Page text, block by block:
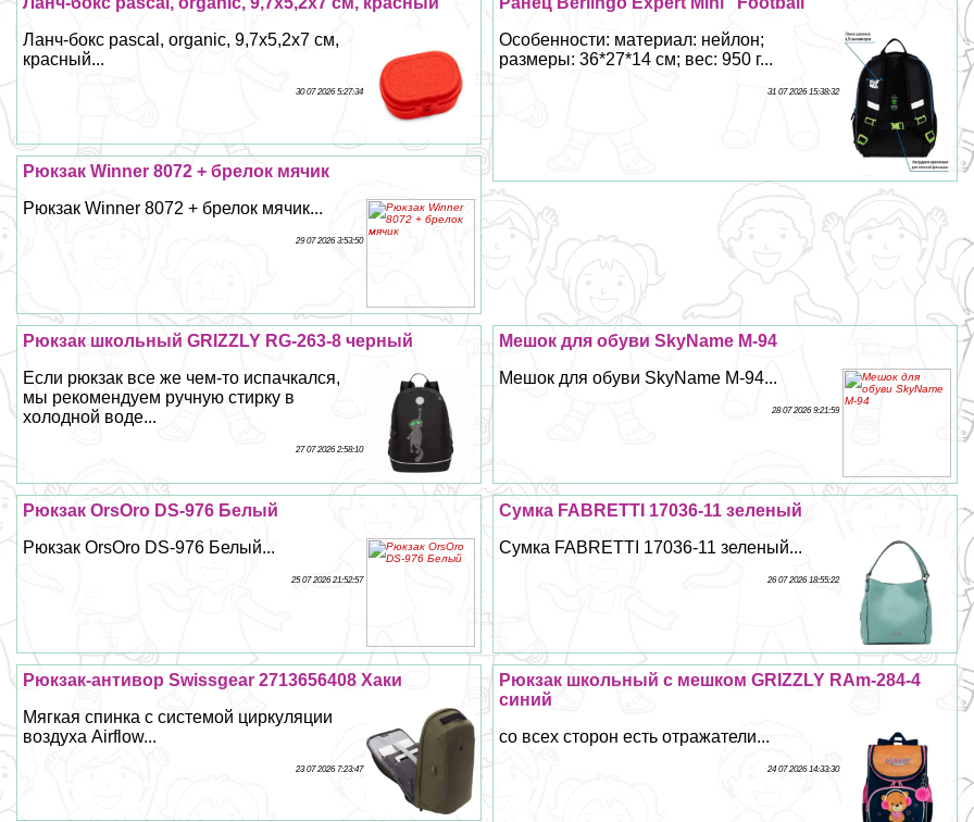
Особенности: материал: нейлон;
размеры: 36*27*14 см; вес: 950 г...
31 07 2026 15:38:32
Ланч-бокс pascal, organic, 9,7х5,2х7 см,
красный...
30 07 2026 5:27:34
Рюкзак Winner 8072 + брелок мячик
Рюкзак Winner 8072 + брелок мячик...
29 07 2026 3:53:50
Мешок для обуви SkyName M-94
Мешок для обуви SkyName M-94...
28 07 2026 9:21:59
Рюкзак школьный GRIZZLY RG-263-8 черный
Если рюкзак все же чем-то испачкался,
мы рекомендуем ручную стирку в
холодной воде...
27 07 2026 2:58:10
Сумка FABRETTI 17036-11 зеленый
Сумка FABRETTI 17036-11 зеленый...
26 07 2026 18:55:22
Рюкзак OrsOro DS-976 Белый
Рюкзак OrsOro DS-976 Белый...
25 07 2026 21:52:57
Рюкзак школьный с мешком GRIZZLY RAm-284-4
синий
со всех сторон есть отражатели...
24 07 2026 14:33:30
Рюкзак-антивор Swissgear 2713656408 Хаки
Мягкая спинка с системой циркуляции
воздуха Airflow...
23 07 2026 7:23:47